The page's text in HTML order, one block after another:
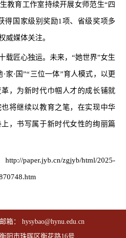
教育工作室持续开展女师范生“四
得国家级别奖励1项、省级奖项多
威媒体关注。
载匠心独运。未来，“她世界”女生
家·国”“三位一体”育人模式，以更
，为新时代巾帼人才的成长铺就
将继续以教育之笔，在实现中华
，书写属于新时代女性的绚丽篇
http://paper.jyb.cn/zgjyb/html/2025-
： hysybao@hynu.edu.cn
阳市珠晖区衡花路16号